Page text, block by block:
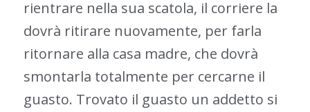
rientrare nella sua scatola, il corriere la
dovrà ritirare nuovamente, per farla
ritornare alla casa madre, che dovrà
smontarla totalmente per cercarne il
guasto. Trovato il guasto un addetto si